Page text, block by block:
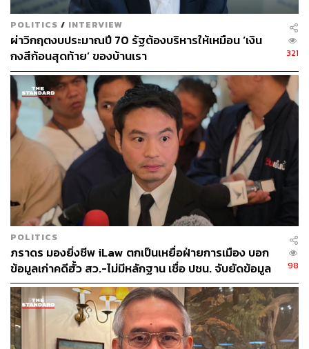
ยึดเหนี่ยวที่ผมยึดในการทำงานการเมืองมาโดยตลอดคือผม
ได้เติบโตมา ได้อาศัยโอกาสจากพี่น้องในพื้นที่ ผมถือว่าเป็นผู้
มีพระคุณ ซึ่งการทำงานในพื้นที่ผมถือเป็นความภูมิใจ ที่ผม
ได้ทำงานให้พี่น้อง การเป็นสมาชิกสภาเขตผมก็ได้ประสาน
งานเพื่อแก้ไขความเดือดร้อนให้พี่น้อง พอเป็นสมาชิกสภา
กรุงเทพฯ ก็ได้ดูภาพรวม ได้เห็นแนวทางแก้ปัญหาจากพื้นที่
ต่างๆ นำมาแก้ไขปัญหาให้พี่น้องประชาชน การที่ได้ทดแทน
คุณของพี่น้องที่ให้โอกาสกับผมมา
สำหรับความภาคภูมิใจ ผมจะบอกว่าจริงๆ แล้วชีวิตผมทั้ง
ชีวิตใช้หัวใจเดินทางมาโดยตลอด ไม่ว่าจะอยู่ตำแหน่งไหน
ไม่ว่าจะสูงขึ้นขนาดไหน หรือจนกระทั่งถูกใบแดง แม้กระทั่ง
ถูกรัฐประหารยึดอำนาจ ผมเองก็ยังใช้ความเป็นผู้แทนตลอด
ชีวิต จากลูกแม่ค้าจนๆ ได้เติบโตมา ผมถือว่าผู้ที่อยู่ใกล้ตัวทุก
คนเป็นผู้มีพระคุณ แล้วถึงวันหนึ่งถ้ามีโอกาส ผมจะทดแทน
บุญคุณของเขา ไม่ว่าจะมีตำแหน่งหรือไม่มีตำแหน่ง ฉะนั้น
แล้วความเป็นผู้แทนจะติดตัวผมไปจนวันตาย เมื่อพี่น้อง
ต้องการพึ่งหวัง ผมจะไปช่วย แม้ว่าจะมีหรือไม่มีตำแหน่ง ผม
ก็จะเป็นผู้แทนของพี่น้องประชาชนคนดอนเมืองให้ได้
POLITICS / INTERVIEW
ผ่าวิกฤตงบประมาณปี 70 รัฐต้องบริหารให้เหมือน ‘เงิน
กงสีก้อนสุดท้าย’ ของบ้านเรา
321
POLITICS
ภราดร มองยิ่งชีพ iLaw ตกเป็นเหยื่อฝ่ายการเมือง บอก
ข้อมูลเก่าคดีฮั้ว สว.-ไม่มีหลักฐาน เชื่อ ปชน. จับยัดข้อมูล
หวังกลบเรื่องภาวุธ
98